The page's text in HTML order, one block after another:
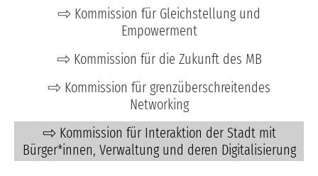
Kommission für Gleichstellung und
Empowerment
Kommission für die Zukunft des MB
Kommission für grenzüberschreitendes
Networking
Kommission für Interaktion der Stadt mit
Bürger*innen, Verwaltung und deren Digitalisierung